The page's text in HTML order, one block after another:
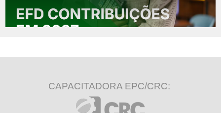
CAPACITADORA EPC/CRC: